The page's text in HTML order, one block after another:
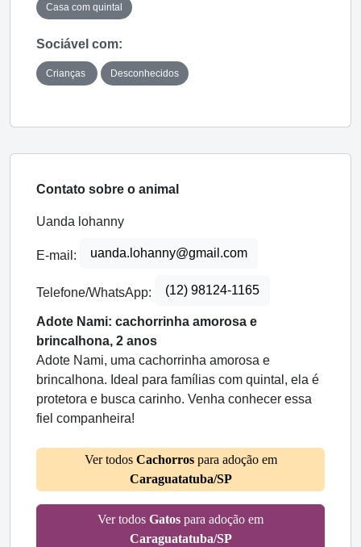
Casa com quintal
Sociável com:
Crianças Desconhecidos
Contato sobre o animal
Uanda lohanny
E-mail: uanda.lohanny@gmail.com
Telefone/WhatsApp: (12) 98124-1165
Adote Nami: cachorrinha amorosa e
brincalhona, 2 anos
Adote Nami, uma cachorrinha amorosa e
brincalhona. Ideal para famílias com quintal, ela é
protetora e busca carinho. Venha conhecer essa
fiel companheira!
Ver todos Cachorrospara adoção em
Caraguatatuba/SP
Ver todos Gatos para adoção em
Caraguatatuba/SP